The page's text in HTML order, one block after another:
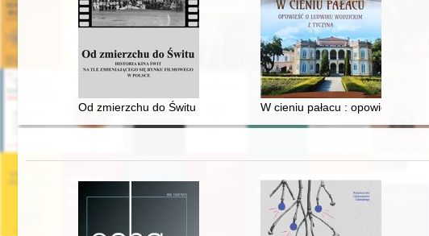
Od zmierzchu do Świtu : historia kina Świt na tle zmieniającego się
W cieniu pałacu : opowieść o